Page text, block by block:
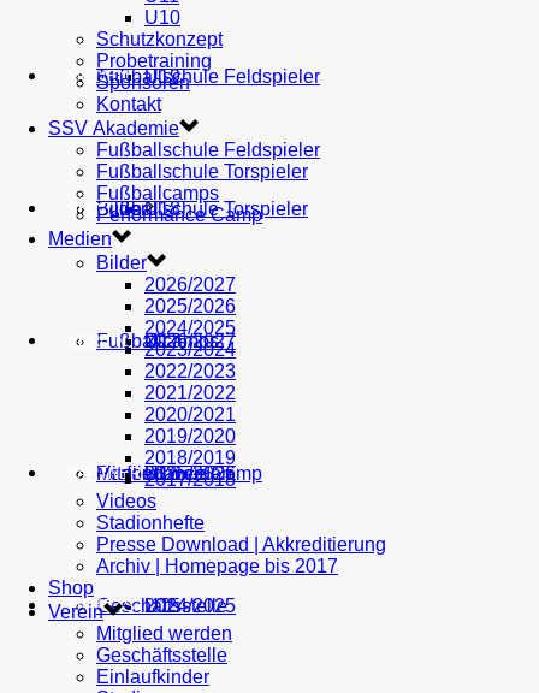
AH U19
U18
U17
U16
U15
Fußballschule Feldspieler
Fußballschule Torspieler
Fußballcamps
Performance Camp
MEDIEN
Bilder
2026/2027
2025/2026
2024/2025
SHOP
VEREIN
Mitglied werden
Geschäftsstelle
PARTNER
TICKETS
U10
Schutzkonzept
Probetraining
Sponsoren
Kontakt
SSV Akademie
Fußballschule Feldspieler
Fußballschule Torspieler
Fußballcamps
Performance Camp
Medien
Bilder
2026/2027
2025/2026
2024/2025
2023/2024
2022/2023
2021/2022
2020/2021
2019/2020
2018/2019
2017/2018
Videos
Stadionhefte
Presse Download | Akkreditierung
Archiv | Homepage bis 2017
Shop
Verein
Mitglied werden
Geschäftsstelle
Einlaufkinder